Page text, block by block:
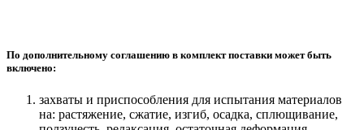
По дополнительному соглашению в комплект поставки может быть
включено:
захваты и приспособления для испытания материалов
на: растяжение, сжатие, изгиб, осадка, сплющивание,